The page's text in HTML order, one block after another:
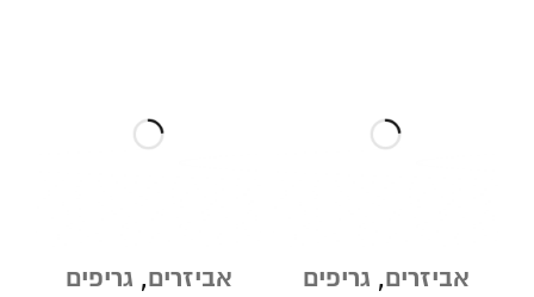
אביזרים, גריפים אביזרים, גריפים